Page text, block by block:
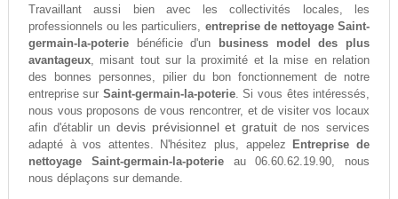
Travaillant aussi bien avec les collectivités locales, les
professionnels ou les particuliers, entreprise de nettoyage Saint-
germain-la-poteriebénéficie d'un
business model des plus
avantageux, misant tout sur la proximité et la mise en relation
des bonnes personnes, pilier du bon fonctionnement de notre
entreprise sur Saint-germain-la-poterie. Si vous êtes intéressés,
nous vous proposons de vous rencontrer, et de visiter vos locaux
afin d'établir un devis prévisionnel et gratuit de nos services
adapté à vos attentes. N'hésitez plus, appelez
Entreprise de
nettoyage Saint-germain-la-poterieau 06.60.62.19.90, nous
nous déplaçons sur demande.